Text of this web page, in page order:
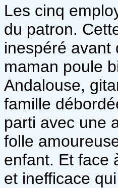
Les cinq
du patron.
inespéré avant
maman poule
Andalouse,
famille
parti avec une
folle
enfant. Et face
et inefficace